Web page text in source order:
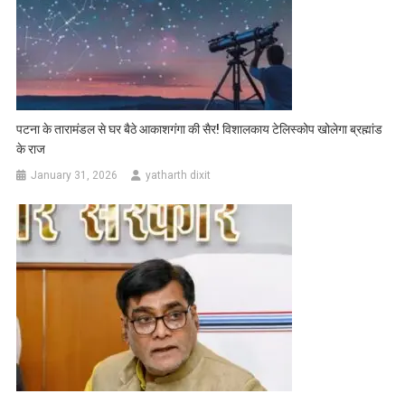
पटना के तारामंडल से घर बैठे आकाशगंगा की सैर! विशालकाय टेलिस्कोप खोलेगा ब्रह्मांड
के राज
January 31, 2026 yatharth dixit